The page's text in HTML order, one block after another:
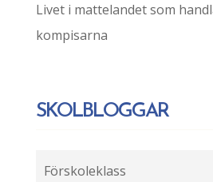
Livet i mattelandet som
kompisarna
SKOLBLOGGAR
Förskoleklass